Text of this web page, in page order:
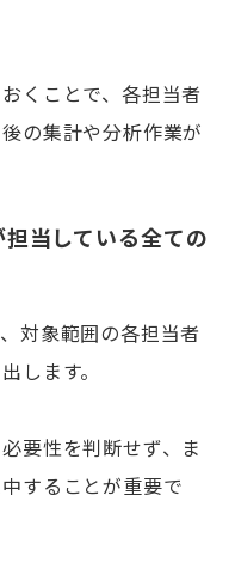
くことで、各担当者
の集計や分析作業が
担当している全ての
対象範囲の各担当者
します。
要性を判断せず、ま
することが重要で